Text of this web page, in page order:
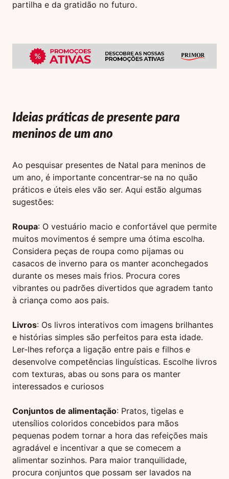
partilha e da gratidão no futuro.
Ideias práticas de presente para
meninos de um ano
Ao pesquisar presentes de Natal para meninos de
um ano, é importante concentrar-se na no quão
práticos e úteis eles vão ser. Aqui estão algumas
sugestões:
Roupa: O vestuário macio e confortável que permite
muitos movimentos é sempre uma ótima escolha.
Considera peças de roupa como pijamas ou
casacos de inverno para os manter aconchegados
durante os meses mais frios. Procura cores
vibrantes ou padrões divertidos que agradem tanto
à criança como aos pais.
Livros: Os livros interativos com imagens brilhantes
e histórias simples são perfeitos para esta idade.
Ler-lhes reforça a ligação entre pais e filhos e
desenvolve competências linguísticas. Escolhe livros
com texturas, abas ou sons para os manter
interessados e curiosos
Conjuntos de alimentação: Pratos, tigelas e
utensílios coloridos concebidos para mãos
pequenas podem tornar a hora das refeições mais
agradável e incentivar a que se comecem a
alimentar sozinhos. Para maior tranquilidade,
procura conjuntos que possam ser lavados na